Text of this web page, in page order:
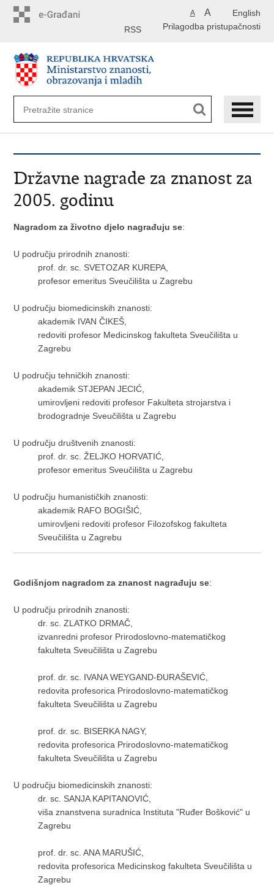
English
A A
Prilagodba pristupačnosti
RSS
Državne nagrade za znanost za
2005. godinu
Nagradom za životno djelo nagrađuju se:
U području prirodnih znanosti:
prof. dr. sc. SVETOZAR KUREPA,
profesor emeritus Sveučilišta u Zagrebu
U području biomedicinskih znanosti:
akademik IVAN ČIKEŠ,
redoviti profesor Medicinskog fakulteta Sveučilišta u
Zagrebu
U području tehničkih znanosti:
akademik STJEPAN JECIĆ,
umirovljeni redoviti profesor Fakulteta strojarstva i
brodogradnje Sveučilišta u Zagrebu
U području društvenih znanosti:
prof. dr. sc. ŽELJKO HORVATIĆ,
profesor emeritus Sveučilišta u Zagrebu
U području humanističkih znanosti:
akademik RAFO BOGIŠIĆ,
umirovljeni redoviti profesor Filozofskog fakulteta
Sveučilišta u Zagrebu
Godišnjom nagradom za znanost nagrađuju se:
U području prirodnih znanosti:
dr. sc. ZLATKO DRMAČ,
izvanredni profesor Prirodoslovno-matematičkog
fakulteta Sveučilišta u Zagrebu
prof. dr. sc. IVANA WEYGAND-ĐURAŠEVIĆ,
redovita profesorica Prirodoslovno-matematičkog
fakulteta Sveučilišta u Zagrebu
prof. dr. sc. BISERKA NAGY,
redovita profesorica Prirodoslovno-matematičkog
fakulteta Sveučilišta u Zagrebu
U području biomedicinskih znanosti:
dr. sc. SANJA KAPITANOVIĆ,
viša znanstvena suradnica Instituta "Ruđer Bošković" u
Zagrebu
prof. dr. sc. ANA MARUŠIĆ,
redovita profesorica Medicinskog fakulteta Sveučilišta u
Zagrebu